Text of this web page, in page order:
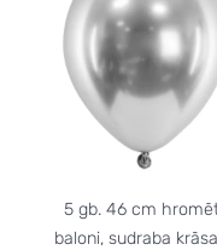
5 gb. 46 cm
baloni, sudraba